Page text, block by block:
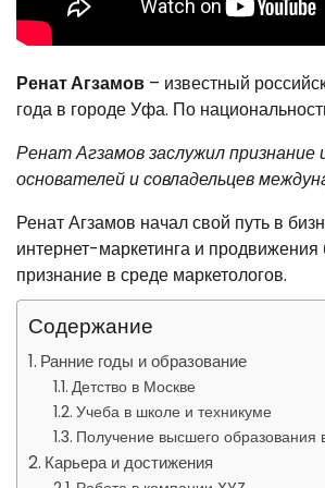
Ренат Агзамов – известный
года в городе Уфа. По
Ренат Агзамов заслужил
основателей и совладельцев
Ренат Агзамов начал свой путь в
интернет-маркетинга и
признание в среде маркетологов.
Содержание
Ранние годы и образование
Детство в Москве
Учеба в школе и техникуме
Получение высшего образования
Карьера и достижения